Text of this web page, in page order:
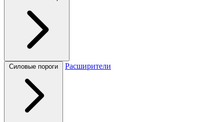
Силовые пороги Расширители